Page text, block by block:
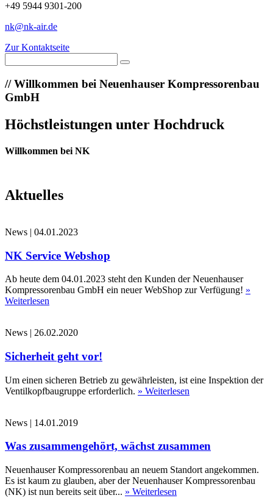
+49 5944 9301-200
nk@nk-air.de
Zur Kontaktseite
//Willkommen bei Neuenhauser Kompressorenbau
GmbH
Höchstleistungen unter Hochdruck
Willkommen bei NK
Aktuelles
News | 04.01.2023
NK Service Webshop
Ab heute dem 04.01.2023 steht den Kunden der Neuenhauser
Kompressorenbau GmbH ein neuer WebShop zur Verfügung! »
Weiterlesen
News | 26.02.2020
Sicherheit geht vor!
Um einen sicheren Betrieb zu gewährleisten, ist eine Inspektion der
Ventilkopfbaugruppe erforderlich. » Weiterlesen
News | 14.01.2019
Was zusammengehört, wächst zusammen
Neuenhauser Kompressorenbau an neuem Standort angekommen.
Es ist kaum zu glauben, aber der Neuenhauser Kompressorenbau
(NK) ist nun bereits seit über... » Weiterlesen